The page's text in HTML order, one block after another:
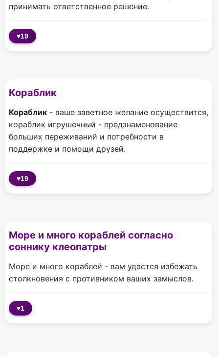
принимать ответственное решение.
♥19
Кораблик
Кораблик - ваше заветное желание осуществится,
кораблик игрушечный - предзнаменование
больших переживаний и потребности в
поддержке и помощи друзей.
♥19
Море и много кораблей согласно
соннику клеопатры
Море и много кораблей - вам удастся избежать
столкновения с противником ваших замыслов.
♥1